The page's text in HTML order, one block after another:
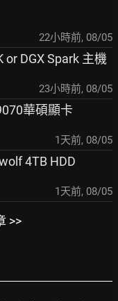
22小時前, 08/05
or DGX Spark 主機
23小時前, 08/05
華碩顯卡
1天前, 08/05
4TB HDD
1天前, 08/05
>>